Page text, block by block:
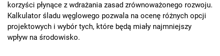
korzyści płynące z wdrażania zasad zrównoważonego rozwoju.
Kalkulator śladu węglowego pozwala na ocenę różnych opcji
projektowych i wybór tych, które będą miały najmniejszy
wpływ na środowisko.